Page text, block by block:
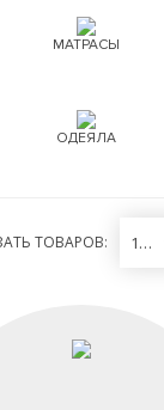
МАТРАСЫ
ОДЕЯЛА
ТОВАРОВ: 12